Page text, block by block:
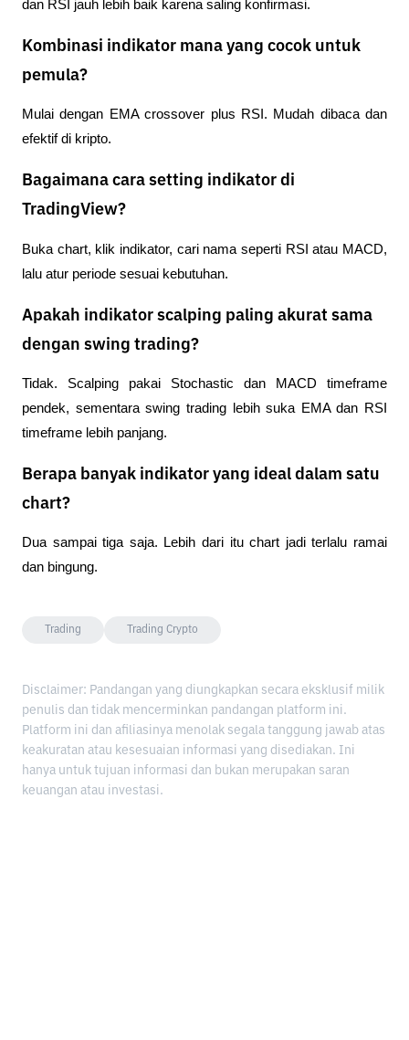
dan RSI jauh lebih baik karena saling konfirmasi.
Kombinasi indikator mana yang cocok untuk
pemula?
Mulai dengan EMA crossover plus RSI. Mudah dibaca dan
efektif di kripto.
Bagaimana cara setting indikator di
TradingView?
Buka chart, klik indikator, cari nama seperti RSI atau MACD,
lalu atur periode sesuai kebutuhan.
Apakah indikator scalping paling akurat sama
dengan swing trading?
Tidak. Scalping pakai Stochastic dan MACD timeframe
pendek, sementara swing trading lebih suka EMA dan RSI
timeframe lebih panjang.
Berapa banyak indikator yang ideal dalam satu
chart?
Dua sampai tiga saja. Lebih dari itu chart jadi terlalu ramai
dan bingung.
Trading Trading Crypto
Disclaimer: Pandangan yang diungkapkan secara eksklusif milik
penulis dan tidak mencerminkan pandangan platform ini.
Platform ini dan afiliasinya menolak segala tanggung jawab atas
keakuratan atau kesesuaian informasi yang disediakan. Ini
hanya untuk tujuan informasi dan bukan merupakan saran
keuangan atau investasi.